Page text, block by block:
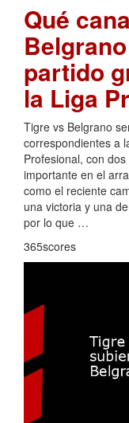
Qué
partido
la Liga
Tigre vs Belgrano
correspondientes a
Profesional, con
importante en el
como el reciente
una victoria y una
por lo que …
365scores